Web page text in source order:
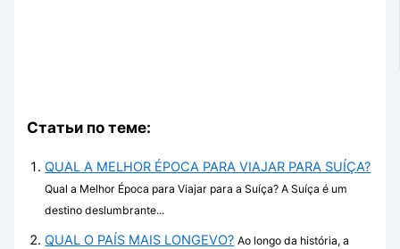
Статьи по теме:
QUAL A MELHOR ÉPOCA PARA VIAJAR PARA SUÍÇA?
Qual a Melhor Época para Viajar para a Suíça? A Suíça é um
destino deslumbrante...
QUAL O PAÍS MAIS LONGEVO? Ao longo da história, a